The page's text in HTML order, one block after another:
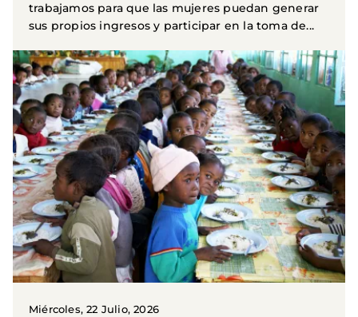
trabajamos para que las mujeres puedan generar
sus propios ingresos y participar en la toma de...
Miércoles, 22 Julio, 2026